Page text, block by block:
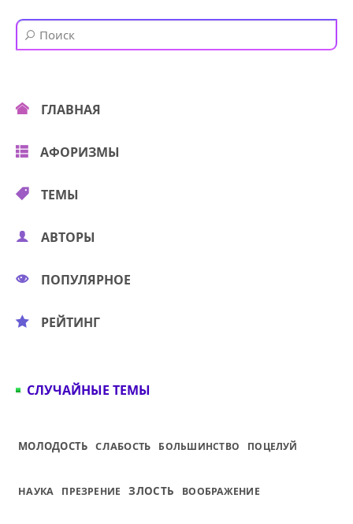
ГЛАВНАЯ
АФОРИЗМЫ
ТЕМЫ
АВТОРЫ
ПОПУЛЯРНОЕ
РЕЙТИНГ
СЛУЧАЙНЫЕ ТЕМЫ
МОЛОДОСТЬ СЛАБОСТЬ БОЛЬШИНСТВО ПОЦЕЛУЙ
НАУКА ПРЕЗРЕНИЕ ЗЛОСТЬ ВООБРАЖЕНИЕ